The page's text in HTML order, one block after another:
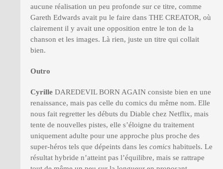
aucune réalisation un peu profonde sur ce titre, comme
Gareth Edwards avait pu le faire dans THE CREATOR, où
clairement il y avait une opposition entre le ton de la
chanson et les images. Là rien, juste un titre qui collait
bien.
Outro
Cyrille DAREDEVIL BORN AGAIN consiste bien en une
renaissance, mais pas celle du comics du même nom. Elle
nous fait regretter les débuts du Diable chez Netflix, mais
tente de nouvelles pistes, elle s’éloigne du traitement
uniquement adulte pour une approche plus proche des
super-héros tels que dépeints dans les comics habituels. Le
résultat hybride n’atteint pas l’équilibre, mais se rattrape